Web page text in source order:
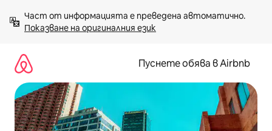
към
съдържанието
Показване на оригиналния език
Пуснете обява в Airbnb